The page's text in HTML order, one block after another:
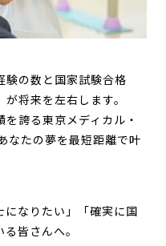
験の数と国家試験合格
将来を左右します。
誇る東京メディカル・
なたの夢を最短距離で叶
になりたい」「確実に国
皆さんへ。